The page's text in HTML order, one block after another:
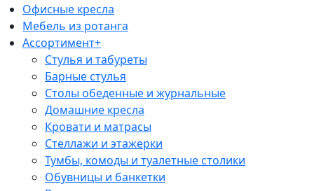
Офисные кресла
Мебель из ротанга
Ассортимент+
Стулья и табуреты
Барные стулья
Столы обеденные и журнальные
Домашние кресла
Кровати и матрасы
Стеллажи и этажерки
Тумбы, комоды и туалетные столики
Обувницы и банкетки